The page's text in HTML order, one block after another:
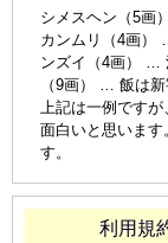
シメスヘン（5画
カンムリ（4画）
ンズイ（4画） …
（9画） … 飯は
上記は一例です
面白いと思います
す。
利用規